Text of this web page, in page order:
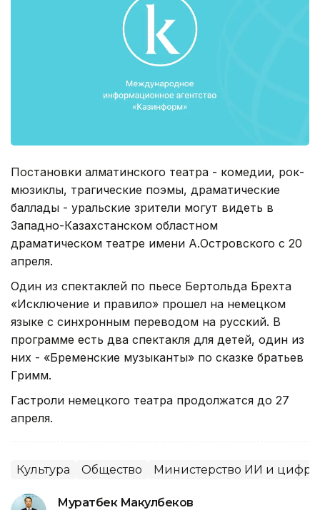
Постановки алматинского театра - комедии, рок-
мюзиклы, трагические поэмы, драматические
баллады - уральские зрители могут видеть в
Западно-Казахстанском областном
драматическом театре имени А.Островского с 20
апреля.
Один из спектаклей по пьесе Бертольда Брехта
«Исключение и правило» прошел на немецком
языке с синхронным переводом на русский. В
программе есть два спектакля для детей, один из
них - «Бременские музыканты» по сказке братьев
Гримм.
Гастроли немецкого театра продолжатся до 27
апреля.
Культура Общество Министерство ИИ и
Муратбек Макулбеков